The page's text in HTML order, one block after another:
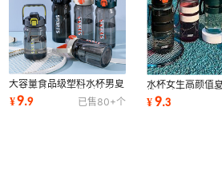
大容量食品级塑料水杯男夏
天户外健身水壶带刻度高品
质太空杯
¥9.9 已售80+个
水杯女生高颜值
携运动水壶大容
¥9.3